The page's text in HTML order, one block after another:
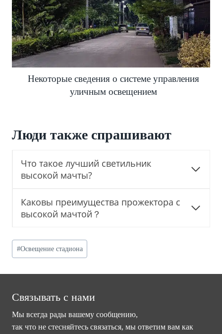
Некоторые сведения о системе управления
уличным освещением
Люди также спрашивают
Что такое лучший светильник
высокой мачты?
Каковы преимущества прожектора с
высокой мачтой？
Post
Tags:
#Освещение стадиона
Связывать с нами
Мы всегда рады вашему сообщению,
так что не стесняйтесь связаться, мы ответим вам как